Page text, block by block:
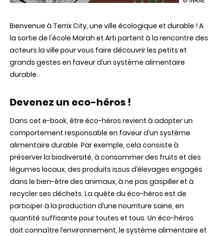
:
la
l'univers
Bienvenue à Terrix City, une ville écologique et durable ! A
la sortie de l'école Marah et Arti partent à la rencontre des
acteurs la ville pour vous faire découvrir les petits et
grands gestes en faveur d’un système alimentaire
durable.
Devenez un eco-héros !
Dans cet e-book, être éco-héros revient à adopter un
comportement responsable en faveur d’un système
alimentaire durable. Par exemple, cela consiste à
préserver la biodiversité, à consommer des fruits et des
légumes locaux, des produits issus d’élevages engagés
dans le bien-être des animaux, à ne pas gaspiller et à
recycler ses déchets. La quête du éco-héros est de
participer à la production d’une nourriture saine, en
quantité suffisante pour toutes et tous. Un éco-héros
doit connaître l’environnement, le système alimentaire et